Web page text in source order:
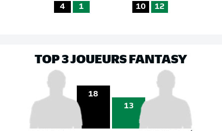
4 1 10 12
TOP 3 JOUEURS FANTASY
18
13